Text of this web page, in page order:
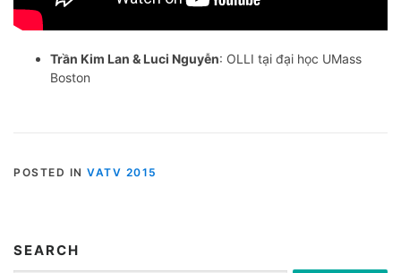
Trần Kim Lan & Luci Nguyễn: OLLI tại đại học UMass
Boston
POSTED IN VATV 2015
SEARCH